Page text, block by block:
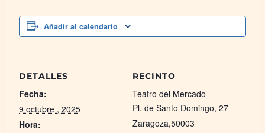
Añadir al calendario
DETALLES
Fecha:
9 octubre , 2025
Hora:
RECINTO
Teatro del Mercado
Pl. de Santo Domingo, 27
Zaragoza,50003